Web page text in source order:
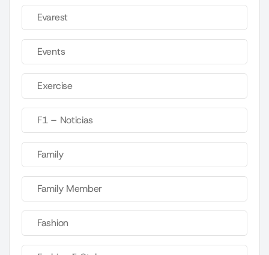
Evarest
Events
Exercise
F1 – Noticias
Family
Family Member
Fashion